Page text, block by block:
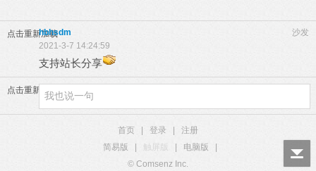
点击重新加载 沙发
hbhsdm
2021-3-7 14:24:59
支持站长分享
点击重新加载
首页 登录
注册
简易版
触屏版 电脑版
© Comsenz Inc.